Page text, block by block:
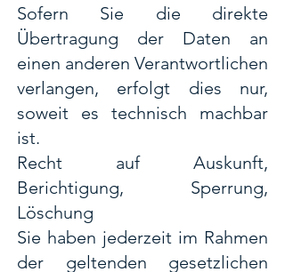
Sofern Sie die direkte
Übertragung der Daten an
einen anderen Verantwortlichen
verlangen, erfolgt dies nur,
soweit es technisch machbar
ist.
Recht auf Auskunft,
Berichtigung, Sperrung,
Löschung
Sie haben jederzeit im Rahmen
der geltenden gesetzlichen